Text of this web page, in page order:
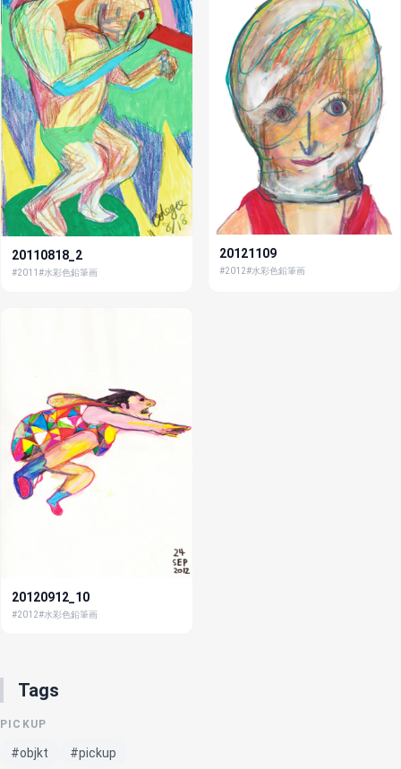
20110818_2
#2011 #水彩色鉛筆画
20121109
#2012#水彩色鉛筆画
20120912_10
#2012#水彩色鉛筆画
Tags
PICKUP
#objkt #pickup